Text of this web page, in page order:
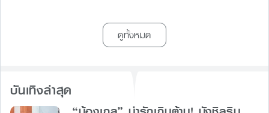
ดูทั้งหมด
บันเทิงล่าสุด